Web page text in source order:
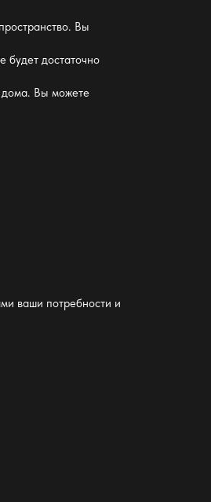
Вы
будет достаточно
дома. Вы можете
ваши потребности и